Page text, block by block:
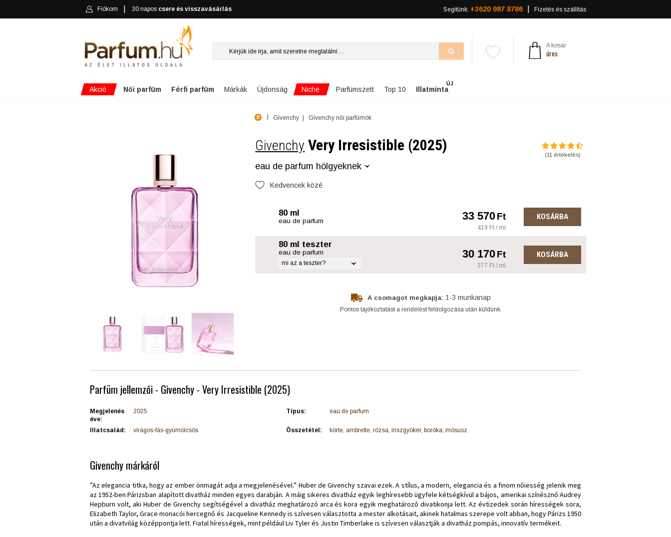
Fiókom 30 napos csere és visszavásárlás Segítünk: +3620 987 8786 Fizetés és szállítás
A kosár
üres
Akció Női parfüm Férfi parfüm Márkák Újdonság Niche Parfümszett Top 10 Illatminta
ÚJ
Givenchy Givenchy női parfümök
Givenchy Very Irresistible (2025)
eau de parfum hölgyeknek
Kedvencek közé
(11 értékelés)
80 ml
eau de parfum 33 570Ft
419 Ft / ml
KOSÁRBA
80 ml teszter
eau de parfum
mi az a teszter?
30 170Ft
377 Ft / ml
KOSÁRBA
A csomagot megkapja: 1-3 munkanap
Pontos tájékoztatást a rendelést feldolgozása után küldünk.
Parfüm jellemzői - Givenchy - Very Irresistible (2025)
Megjelenés
éve:
2025 Típus: eau de parfum
Illatcsalád: virágos-fás-gyümölcsös Összetétel: körte, ambrette, rózsa, íriszgyökér, boróka, mósusz
Givenchy márkáról
”Az elegancia titka, hogy az ember önmagát adja a megjelenésével.” Huber de Givenchy szavai ezek. A stílus, a modern, elegancia és a finom nőiesség jelenik meg
az 1952-ben Párizsban alapított divatház minden egyes darabján. A máig sikeres divatház egyik leghíresebb ügyfele kétségkívül a bájos, amerikai színésznő Audrey
Hepburn volt, aki Huber de Givenchy segítségével a divatház meghatározó arca és kora egyik meghatározó divatikonja lett. Az évtizedek során hírességek sora,
Elizabeth Taylor, Grace monacói hercegnő és Jacqueline Kennedy is szívesen választotta a mester alkotásait, akinek hatalmas szerepe volt abban, hogy Párizs 1950
után a divatvilág középpontja lett. Fiatal hírességek, mint például Liv Tyler és Justin Timberlake is szívesen választják a divatház pompás, innovatív termékeit.